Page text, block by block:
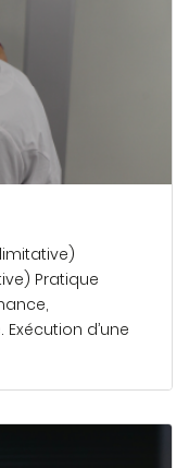
Pratique
d’une